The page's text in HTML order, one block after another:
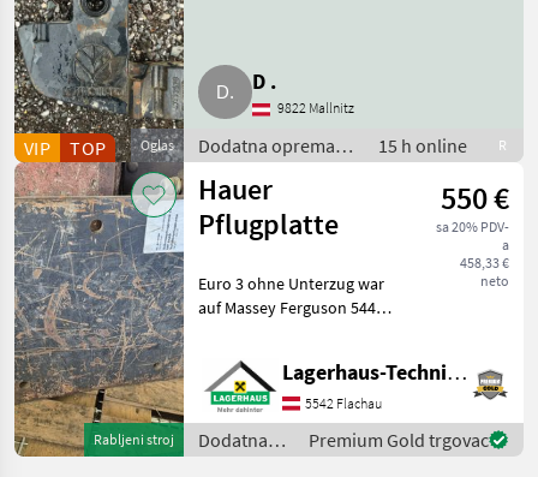
Oglas
VIP TOP
D .
9822 Mallnitz
Dodatna oprema
za traktore /
Prednji utezi
15 h online R
Rabljeni stroj
Hauer
Pflugplatte
550 €
sa 20% PDV-
a
458,33 €
neto
Euro 3 ohne Unterzug war
auf Massey Ferguson 5445
Ihren Besuch
bekanntzugeben, um
ausreichend Zeit für die
Beratung
Lagerhaus-Technik Flachau
5542 Flachau
Dodatna
oprema za
Premium Gold trgovac